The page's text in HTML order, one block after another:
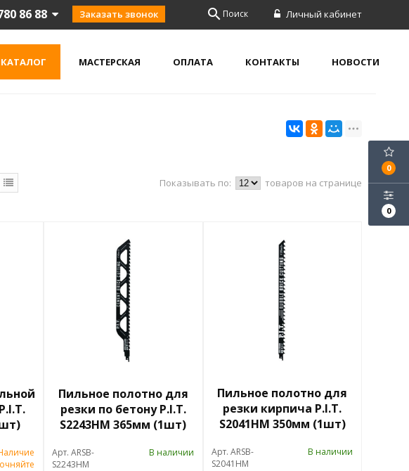
Личный кабинет
search Поиск
86 88 Заказать звонок
КАТАЛОГ МАСТЕРСКАЯ ОПЛАТА КОНТАКТЫ НОВОСТИ
0
0
Показывать по: товаров на странице
Пильное полотно для
резки по бетону P.I.T.
S2243HM 365мм (1шт)
Арт. ARSB-
S2243HM
В наличии
Пильное полотно для
резки кирпича P.I.T.
S2041HM 350мм (1шт)
Арт. ARSB-
S2041HM
В наличии